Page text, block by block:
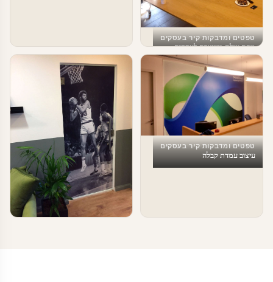
טפטים ומדבקות קיר בעסקים
מפת עולם מעוצבת לעסקים
טפטים ומדבקות קיר בעסקים
עיצוב עמדת קבלה